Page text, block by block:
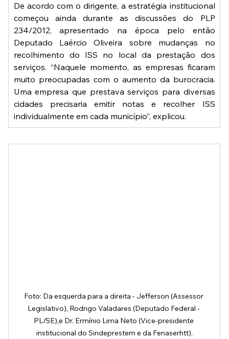
De acordo com o dirigente, a estratégia institucional
começou ainda durante as discussões do PLP
234/2012, apresentado na época pelo então
Deputado Laércio Oliveira sobre mudanças no
recolhimento do ISS no local da prestação dos
serviços. “Naquele momento, as empresas ficaram
muito preocupadas com o aumento da burocracia.
Uma empresa que prestava serviços para diversas
cidades precisaria emitir notas e recolher ISS
individualmente em cada município”, explicou.
Foto: Da esquerda para a direita - Jefferson (Assessor
Legislativo), Rodrigo Valadares (Deputado Federal -
PL/SE),e Dr. Ermínio Lima Neto (Vice-presidente
institucional do Sindeprestem e da Fenaserhtt).